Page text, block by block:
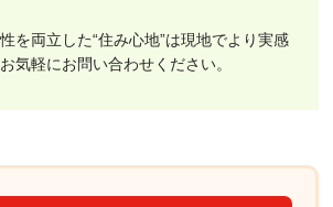
を両立した“住み心地”は現地でより実感
気軽にお問い合わせください。